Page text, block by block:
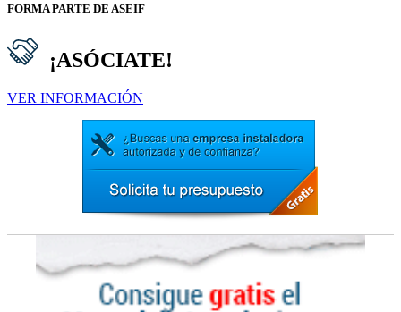
FORMA PARTE DE ASEIF
¡ASÓCIATE!
VER INFORMACIÓN